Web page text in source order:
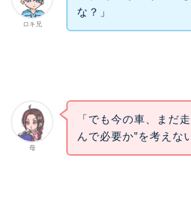
ロキ兄
な？」
母
「でも今の車、まだ
んで必要か”を考えな